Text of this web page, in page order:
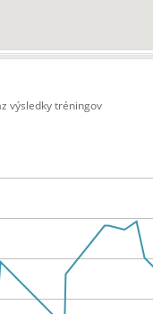
výsledky tréningov